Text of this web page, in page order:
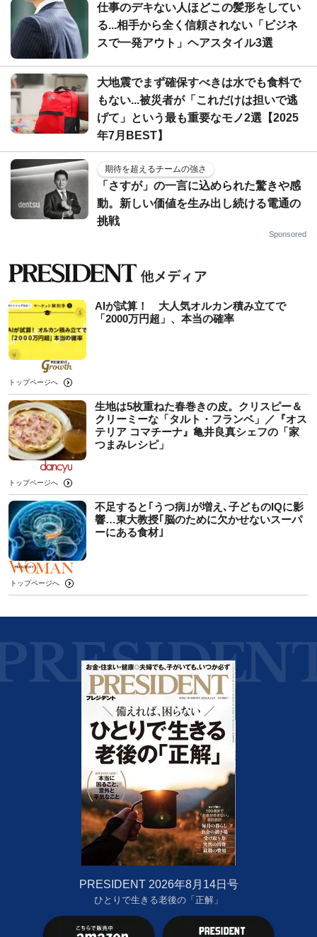
仕事のデキない人ほどこの髪形をしてい
る...相手から全く信頼されない「ビジネ
スで一発アウト」ヘアスタイル3選
大地震でまず確保すべきは水でも食料で
もない...被災者が「これだけは担いで逃
げて」という最も重要なモノ2選【2025
年7月BEST】
期待を超えるチームの強さ
「さすが」の一言に込められた驚きや感
動。新しい価値を生み出し続ける電通の
挑戦
Sponsored
AIが試算！ 大人気オルカン積み立てで
「2000万円超」、本当の確率
トップページへ
生地は5枚重ねた春巻きの皮。クリスピー＆
クリーミーな「タルト・フランベ」／『オス
テリア コマチーナ』亀井良真シェフの「家
つまみレシピ」
トップページへ
不足すると｢うつ病｣が増え､子どものIQに影
響…東大教授｢脳のために欠かせないスーパ
ーにある食材｣
トップページへ
PRESIDENT 2026年8月14日号
ひとりで生きる老後の「正解」